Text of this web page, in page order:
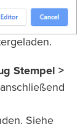
Stempel >
Siehe